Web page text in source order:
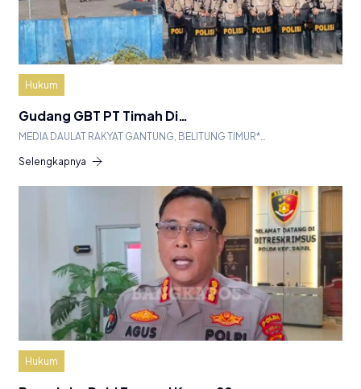
Hukum
Gudang GBT PT Timah Di…
MEDIA DAULAT RAKYAT GANTUNG, BELITUNG TIMUR*…
Selengkapnya
Hukum